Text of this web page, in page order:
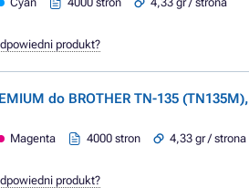
produkt?
do BROTHER TN-135 (TN135M),
Magenta 4000 stron
4,33 gr / strona
produkt?